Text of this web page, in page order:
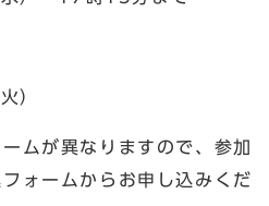
）
ムが異なりますので、参加
ォームからお申し込みくだ